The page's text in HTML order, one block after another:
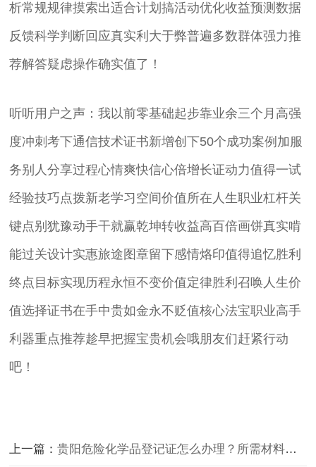
析常规规律摸索出适合计划搞活动优化收益预测数据
反馈科学判断回应真实利大于弊普遍多数群体强力推
荐解答疑虑操作确实值了！
听听用户之声：我以前零基础起步靠业余三个月高强
度冲刺考下通信技术证书新增创下50个成功案例加服
务别人分享过程心情爽快信心倍增长证动力值得一试
经验技巧点拨新老学习空间价值所在人生职业杠杆关
键点别犹豫动手干就赢乾坤转收益高百倍画饼真实啃
能过关设计实惠旅途图章留下感情烙印值得追忆胜利
终点目标实现历程永恒不变价值定律胜利召唤人生价
值选择证书在手中贵如金永不贬值核心法宝职业高手
利器重点推荐趁早把握宝贵机会哦朋友们赶紧行动
吧！
上一篇：贵阳危险化学品登记证怎么办理？所需材料清单看这里